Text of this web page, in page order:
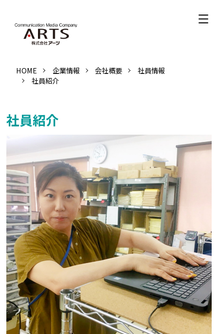
HOME 企業情報 会社概要
社員情報
社員紹介
社員紹介